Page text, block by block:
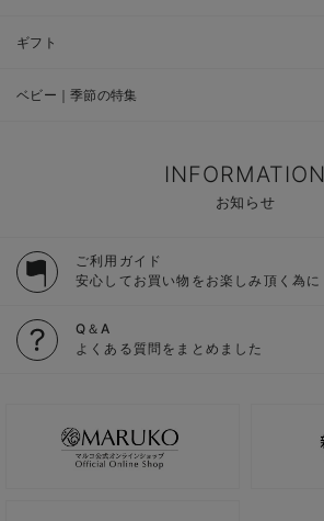
ギフト
ベビー｜季節の特集
INFORMATION
お知らせ
ご利用ガイド
安心してお買い物をお楽しみ頂く為に
Q＆A
よくある質問をまとめました